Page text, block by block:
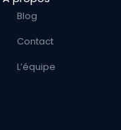
Blog
Contact
L’équipe